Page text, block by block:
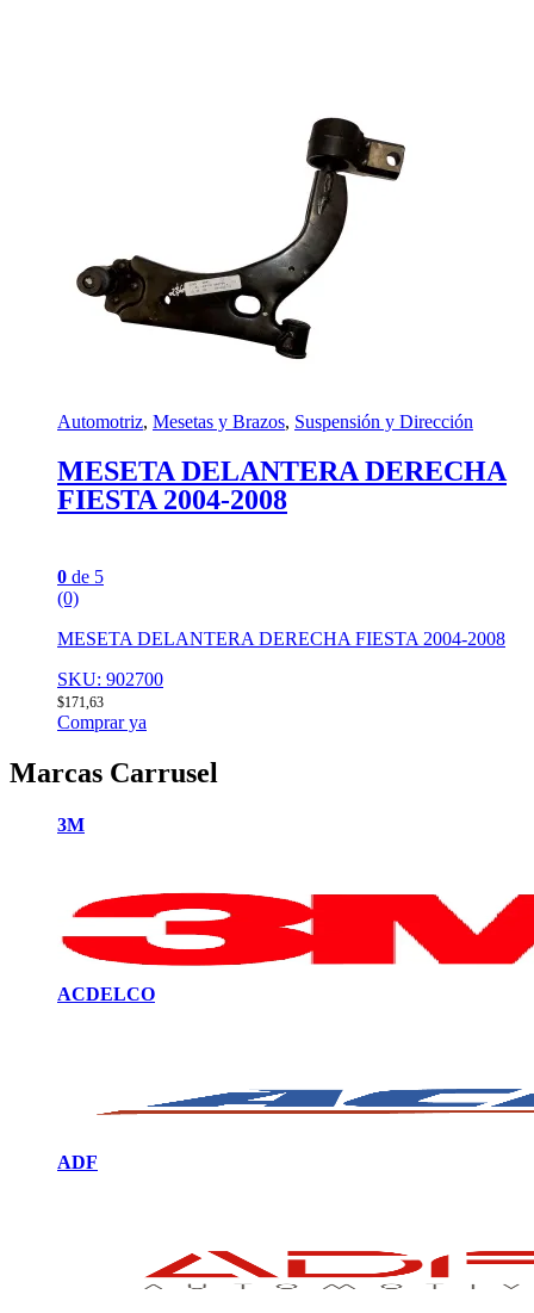
Automotriz, Mesetas y Brazos, Suspensión y Dirección
MESETA DELANTERA DERECHA
FIESTA 2004-2008
0 de 5
(0)
MESETA DELANTERA DERECHA FIESTA 2004-2008
SKU: 902700
$171,63
Comprar ya
Marcas Carrusel
3M
ACDELCO
ADF